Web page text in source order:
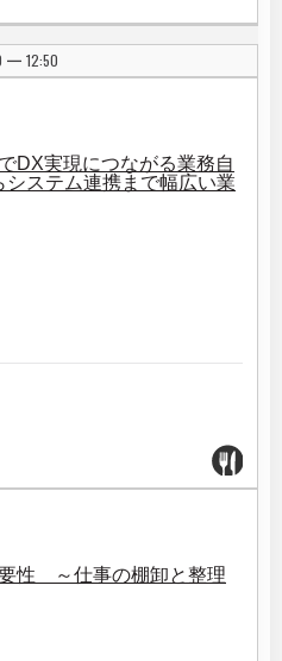
| 12:50
DX実現につながる業務自
ステム連携まで幅広い業
性 ～仕事の棚卸と整理